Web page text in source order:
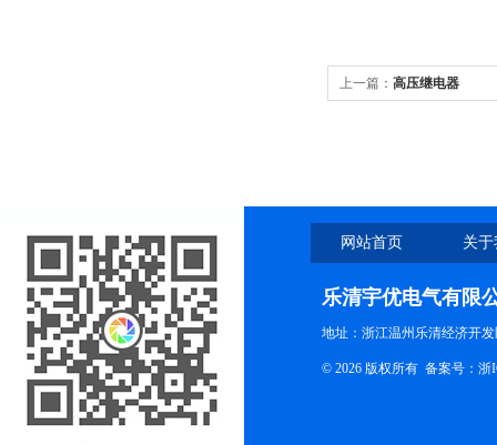
上一篇： 高压继电器
网站首页 关
乐清宇优电气有限
地址：浙江温州乐清经济开
© 2026 版权所有 备案号：浙